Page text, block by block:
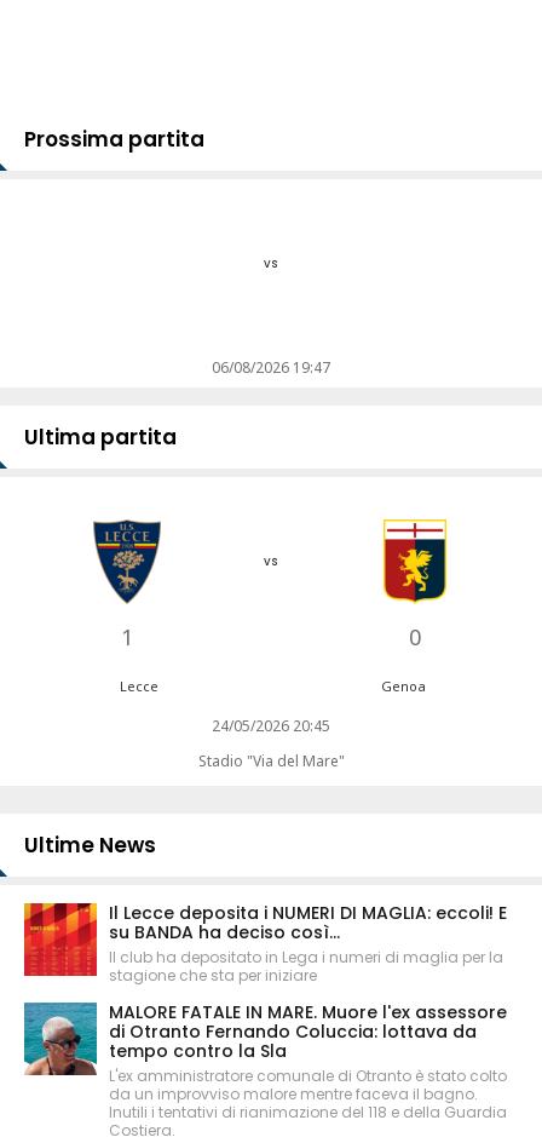
Prossima partita
vs
06/08/2026 19:47
Ultima partita
1
vs
0
Lecce Genoa
24/05/2026 20:45
Stadio "Via del Mare"
Ultime News
Il Lecce deposita i NUMERI DI MAGLIA: eccoli! E
su BANDA ha deciso così...
Il club ha depositato in Lega i numeri di maglia per la
stagione che sta per iniziare
MALORE FATALE IN MARE. Muore l'ex assessore
di Otranto Fernando Coluccia: lottava da
tempo contro la Sla
L'ex amministratore comunale di Otranto è stato colto
da un improvviso malore mentre faceva il bagno.
Inutili i tentativi di rianimazione del 118 e della Guardia
Costiera.